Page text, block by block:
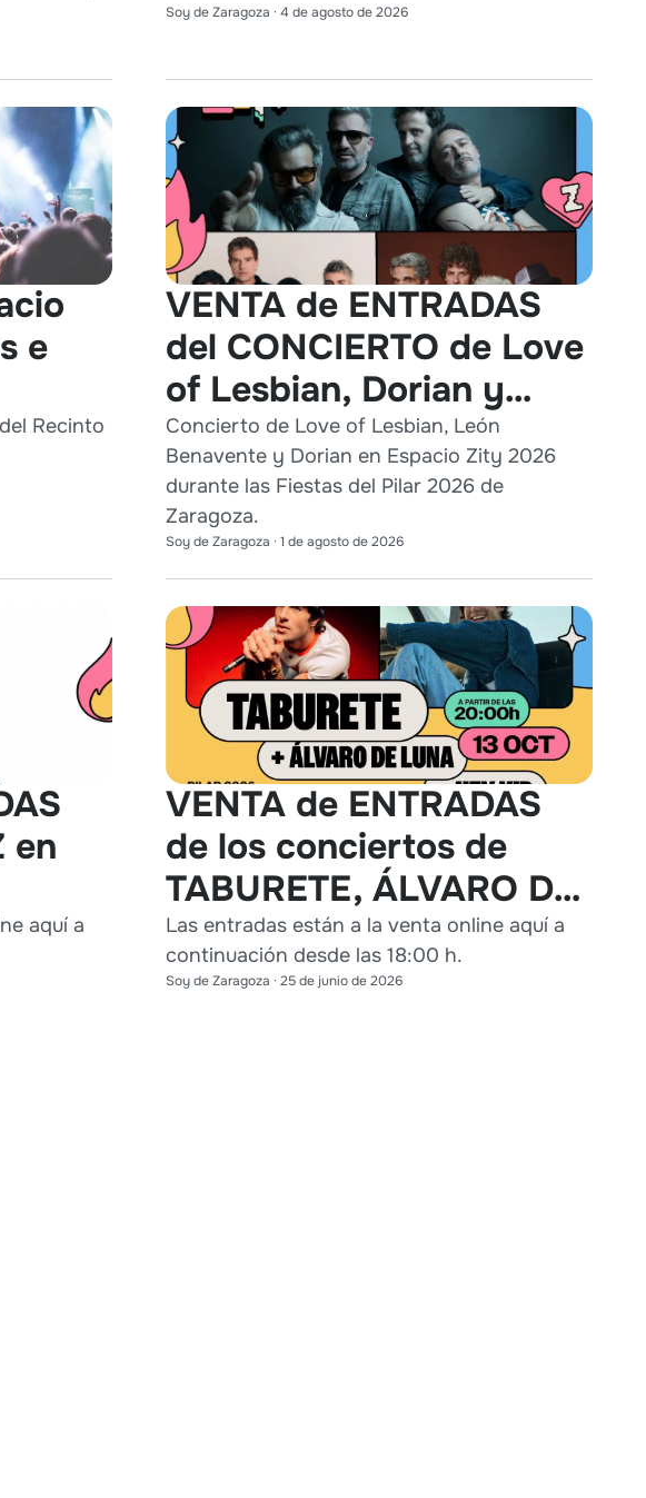
Soy de Zaragoza · 4 de agosto de 2026
e
Recinto
VENTA de ENTRADAS
del CONCIERTO de Love
of Lesbian, Dorian y
León Benavente en
Zaragoza 2026
Concierto de Love of Lesbian, León
Benavente y Dorian en Espacio Zity 2026
durante las Fiestas del Pilar 2026 de
Zaragoza.
Soy de Zaragoza · 1 de agosto de 2026
en
aquí a
VENTA de ENTRADAS
de los conciertos de
TABURETE, ÁLVARO DE
LUNA y HEY KID en
Zaragoza
Las entradas están a la venta online aquí a
continuación desde las 18:00 h.
Soy de Zaragoza · 25 de junio de 2026